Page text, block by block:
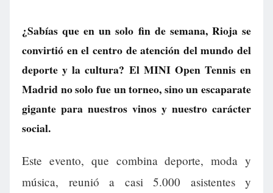
¿Sabías que en un solo fin de semana, Rioja se
convirtió en el centro de atención del mundo del
deporte y la cultura? El MINI Open Tennis en
Madrid no solo fue un torneo, sino un escaparate
gigante para nuestros vinos y nuestro carácter
social.
Este evento, que combina deporte, moda y
música, reunió a casi 5.000 asistentes y